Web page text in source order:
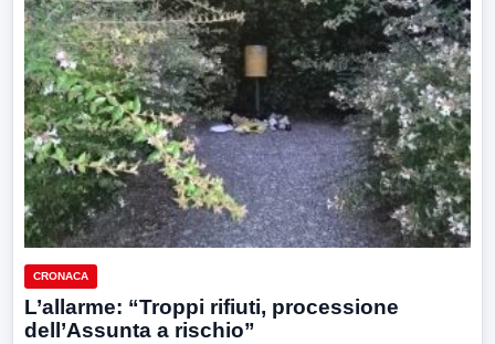
CRONACA
L’allarme: “Troppi rifiuti, processione
dell’Assunta a rischio”